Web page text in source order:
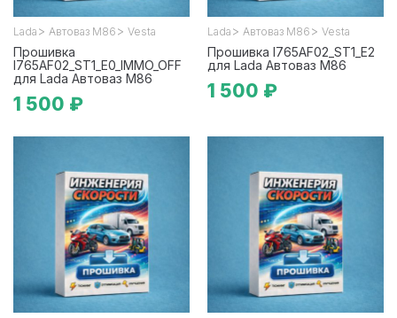
Lada > Автоваз М86 > Vesta
Прошивка
I765AF02_ST1_E0_IMMO_OFF
для Lada Автоваз М86
1 500 ₽
Lada > Автоваз М86 > Vesta
Прошивка I765AF02_ST1_E2
для Lada Автоваз М86
1 500 ₽